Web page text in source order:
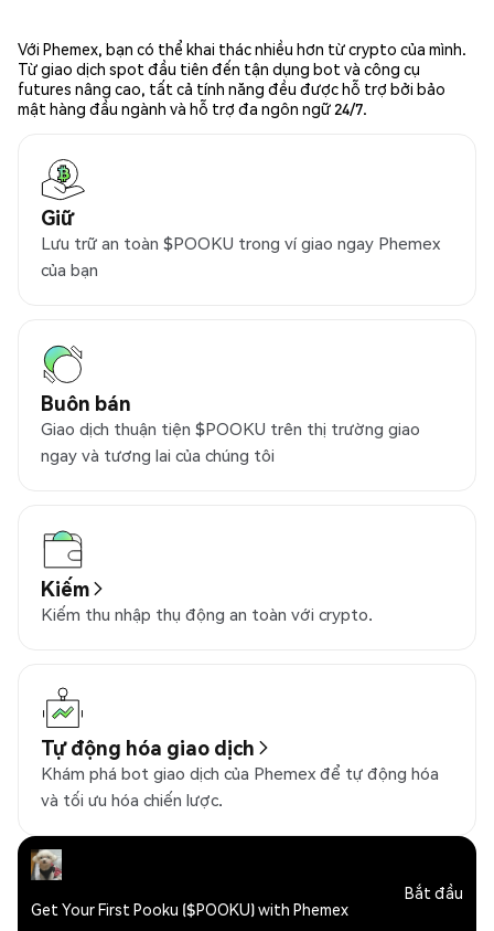
Với Phemex, bạn có thể khai thác nhiều hơn từ crypto của mình.
Từ giao dịch spot đầu tiên đến tận dụng bot và công cụ
futures nâng cao, tất cả tính năng đều được hỗ trợ bởi bảo
mật hàng đầu ngành và hỗ trợ đa ngôn ngữ 24/7.
Giữ
Lưu trữ an toàn $POOKU trong ví giao ngay Phemex
của bạn
Buôn bán
Giao dịch thuận tiện $POOKU trên thị trường giao
ngay và tương lai của chúng tôi
Kiếm
Kiếm thu nhập thụ động an toàn với crypto.
Tự động hóa giao dịch
Khám phá bot giao dịch của Phemex để tự động hóa
và tối ưu hóa chiến lược.
Get Your First Pooku ($POOKU) with Phemex
Bắt đầu